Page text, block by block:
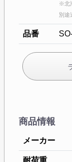
※北
別途
品番
商品情報
メーカー
耐荷重